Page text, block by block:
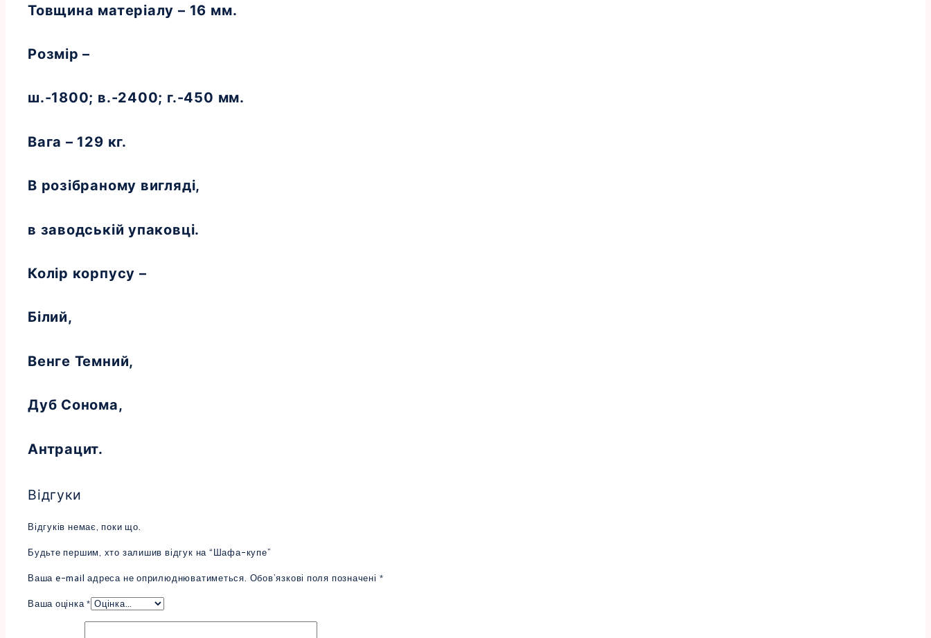
Товщина матеріалу – 16 мм.
Розмір –
ш.-1800; в.-2400; г.-450 мм.
Вага – 129 кг.
В розібраному вигляді,
в заводській упаковці.
Колір корпусу –
Білий,
Венге Темний,
Дуб Сонома,
Антрацит.
Відгуки
Відгуків немає, поки що.
Будьте першим, хто залишив відгук на “Шафа-купе”
Ваша e-mail адреса не оприлюднюватиметься. Обов’язкові поля позначені *
Ваша оцінка*